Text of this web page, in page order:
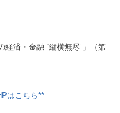
経済・金融 “縦横無尽”」（第
はこちら**